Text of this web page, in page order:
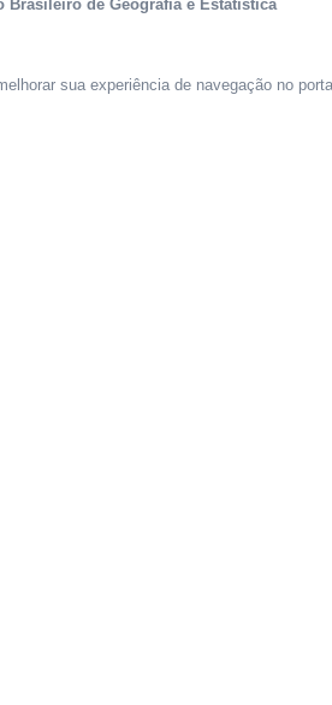
Brasileiro de Geografia e Estatística
sua experiência de navegação no